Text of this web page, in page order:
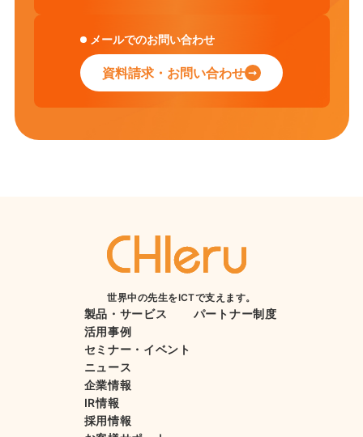
メールでのお問い合わせ
資料請求・お問い合わせ
世界中の先生をICTで支えます。
製品・サービス
活用事例
セミナー・イベント
ニュース
企業情報
IR情報
採用情報
パートナー制度